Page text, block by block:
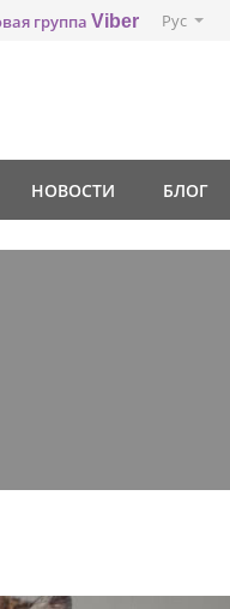
группа Viber Рус
НОВОСТИ БЛОГ